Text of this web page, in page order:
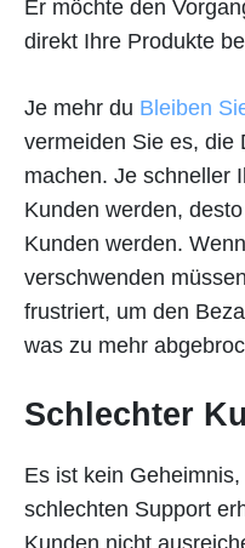
Er möchte den
direkt Ihre Produkte
Je mehr du Bleiben
vermeiden Sie es, die
machen. Je schneller
Kunden werden,
Kunden werden.
verschwenden
frustriert, um den
was zu mehr
Schlechter
Es ist kein
schlechten Support